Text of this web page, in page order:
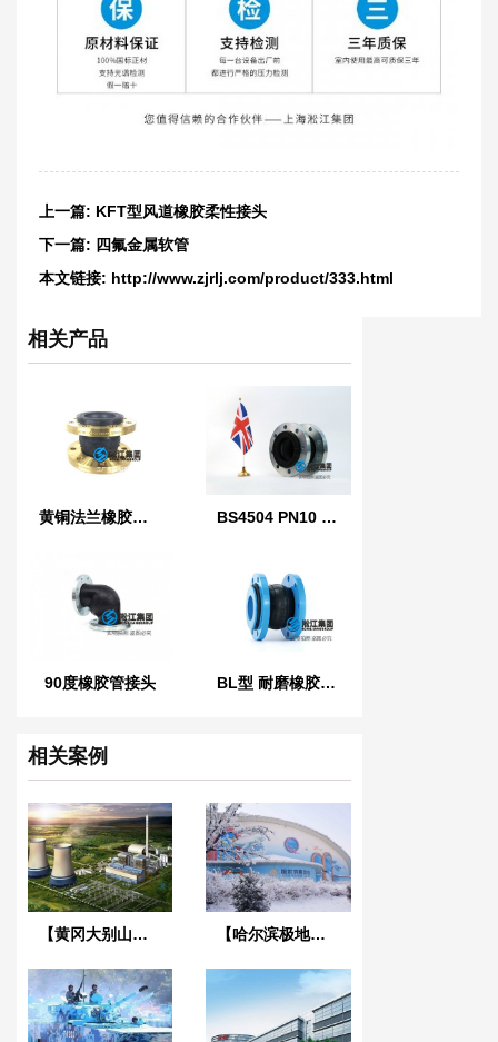
上一篇: KFT型风道橡胶柔性接头
下一篇: 四氟金属软管
本文链接: http://www.zjrlj.com/product/333.html
相关产品
黄铜法兰橡胶接头 BS4504 PN10 英国标准橡胶膨胀节
90度橡胶管接头 BL型 耐磨橡胶软连接
相关案例
【黄冈大别山发电厂项目】橡胶接头合同 【哈尔滨极地馆项目】DE橡胶接头合同